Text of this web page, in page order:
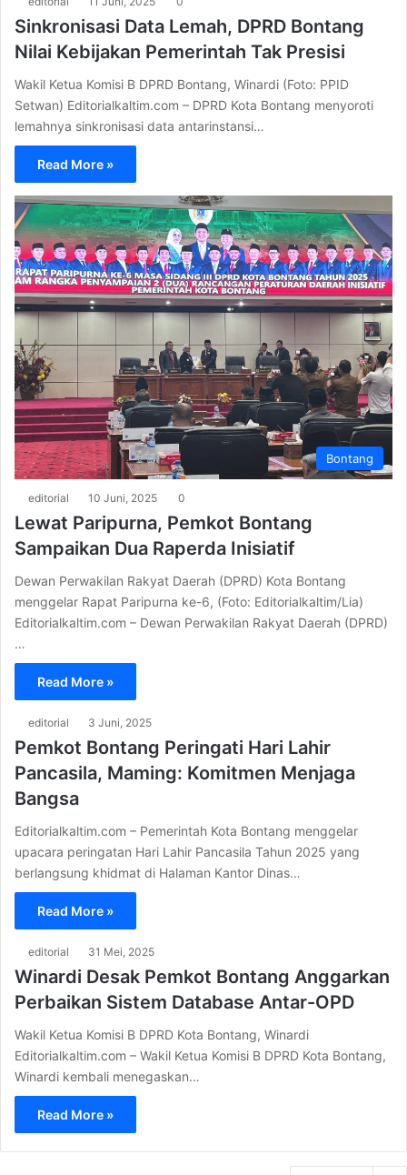
Sinkronisasi Data Lemah, DPRD Bontang
Nilai Kebijakan Pemerintah Tak Presisi
Wakil Ketua Komisi B DPRD Bontang, Winardi (Foto: PPID
Setwan) Editorialkaltim.com – DPRD Kota Bontang menyoroti
lemahnya sinkronisasi data antarinstansi…
Read More »
Bontang
editorial 10 Juni, 2025 0
Lewat Paripurna, Pemkot Bontang
Sampaikan Dua Raperda Inisiatif
Dewan Perwakilan Rakyat Daerah (DPRD) Kota Bontang
menggelar Rapat Paripurna ke-6, (Foto: Editorialkaltim/Lia)
Editorialkaltim.com – Dewan Perwakilan Rakyat Daerah (DPRD)
…
Read More »
editorial 3 Juni, 2025
Pemkot Bontang Peringati Hari Lahir
Pancasila, Maming: Komitmen Menjaga
Bangsa
Editorialkaltim.com – Pemerintah Kota Bontang menggelar
upacara peringatan Hari Lahir Pancasila Tahun 2025 yang
berlangsung khidmat di Halaman Kantor Dinas…
Read More »
editorial 31 Mei, 2025
Winardi Desak Pemkot Bontang Anggarkan
Perbaikan Sistem Database Antar-OPD
Wakil Ketua Komisi B DPRD Kota Bontang, Winardi
Editorialkaltim.com – Wakil Ketua Komisi B DPRD Kota Bontang,
Winardi kembali menegaskan…
Read More »